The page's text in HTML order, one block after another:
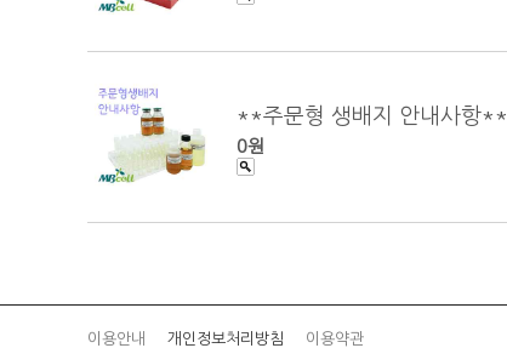
**주문형 생배지 안내사항**
0원
이용안내 개인정보처리방침 이용약관